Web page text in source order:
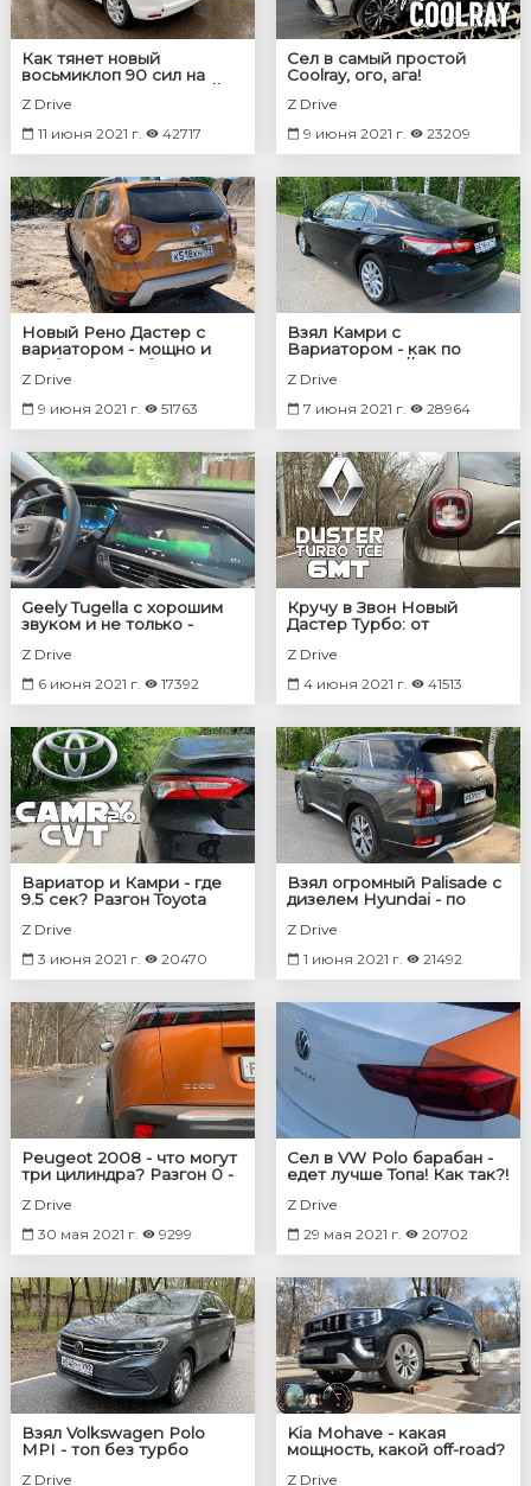
Как тянет новый
восьмиклоп 90 сил на
трассе под нагрузкой //
Lada largus новый мотор
Z Drive
11 июня 2021 г.
42717
Сел в самый простой
Coolray, ого, ага!
Z Drive
9 июня 2021 г.
23209
Новый Рено Дастер с
вариатором - мощно и
удобно: тяга, обороты,
динамика, расход //
Renault Duster
Z Drive
9 июня 2021 г.
51763
Взял Камри с
Вариатором - как по
трассе идёт? // Toyota
Camry CVT
Z Drive
7 июня 2021 г.
28964
Geely Tugella с хорошим
звуком и не только -
мультимедиа
Z Drive
6 июня 2021 г.
17392
Кручу в Звон Новый
Дастер Турбо: от
Какие обороты лучше?
Z Drive
4 июня 2021 г.
41513
Вариатор и Камри - где
9.5 сек? Разгон Toyota
Z Drive
3 июня 2021 г.
20470
Взял огромный Palisade с
дизелем Hyundai - по
Z Drive
1 июня 2021 г.
21492
Peugeot 2008 - что могут
три цилиндра? Разгон 0 -
Z Drive
30 мая 2021 г.
9299
Сел в VW Polo барабан -
едет лучше Топа! Как так?!
Z Drive
29 мая 2021 г.
20702
Взял Volkswagen Polo
MPI - топ без турбо
Z Drive
Kia Mohave - какая
мощность, какой off-road?
Z Drive